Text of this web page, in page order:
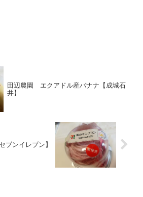
田辺農園 エクアドル産バナナ【成城石
井】
ブンイレブン】